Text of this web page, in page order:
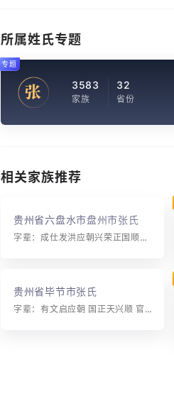
所属姓氏专题
张 3583
家族
32
省份
专题
相关家族推荐
贵州省六盘水市盘州市张氏
字辈：成仕发洪应朝兴荣正国顺云高安位明阳定太照
贵州省毕节市张氏
字辈：有文启应朝 国正天兴顺 官清民自安